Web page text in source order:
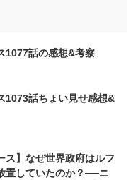
1077話の感想&考察
1073話ちょい見せ感想&
ス】なぜ世界政府はルフ
置していたのか？──ニ